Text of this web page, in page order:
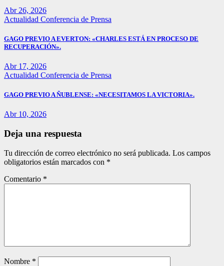
Abr 26, 2026
Actualidad Conferencia de Prensa
GAGO PREVIO A EVERTON: «CHARLES ESTÁ EN PROCESO DE
RECUPERACIÓN».
Abr 17, 2026
Actualidad Conferencia de Prensa
GAGO PREVIO A ÑUBLENSE: «NECESITAMOS LA VICTORIA».
Abr 10, 2026
Deja una respuesta
Tu dirección de correo electrónico no será publicada. Los campos
obligatorios están marcados con *
Comentario *
Nombre *